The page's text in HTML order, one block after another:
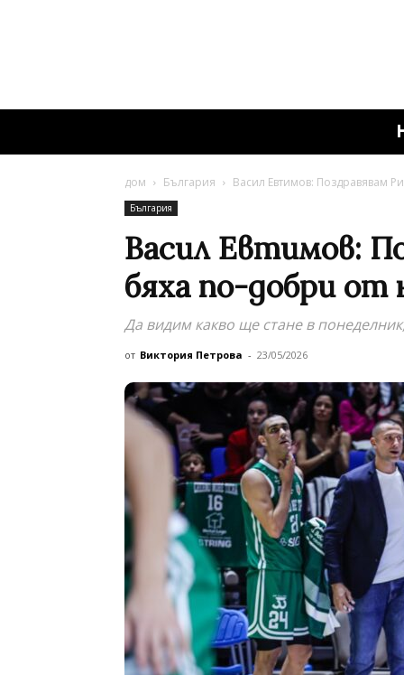
дом България Васил Евтимов: Поздравявам
България
Васил Евтимов:
бяха по-добри от
Да видим какво ще стане в
от Виктория Петрова - 23/05/2026